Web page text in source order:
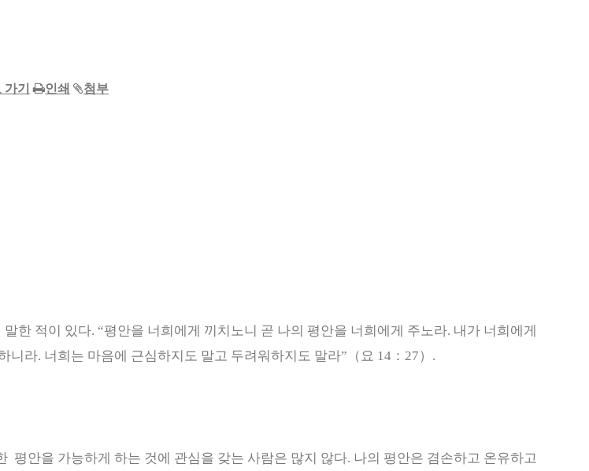
기 인쇄 첨부
말한 적이 있다. “평안을 너희에게 끼치노니 곧 나의 평안을 너희에게 주노라. 내가 너희에게
니라. 너희는 마음에 근심하지도 말고 두려워하지도 말라” （ 요 14 ： 27 ） .
평안을 가능하게 하는 것에 관심을 갖는 사람은 많지 않다. 나의 평안은 겸손하고 온유하고